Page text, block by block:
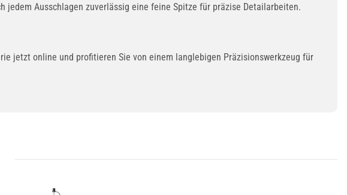
Ausschlagen zuverlässig eine feine Spitze für präzise Detailarbeiten.
jetzt online und profitieren Sie von einem langlebigen Präzisionswerkzeug für